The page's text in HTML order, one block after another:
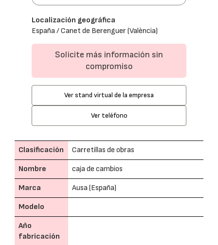
Localización geográfica
España / Canet de Berenguer (València)
Solicite más información sin
compromiso
Ver stand virtual de la empresa
Ver teléfono
Clasificación Carretillas de obras
Nombre caja de cambios
Marca Ausa (España)
Modelo
Año
fabricación